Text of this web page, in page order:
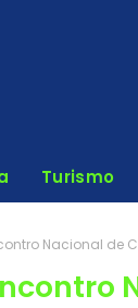
Turismo
Nacional de